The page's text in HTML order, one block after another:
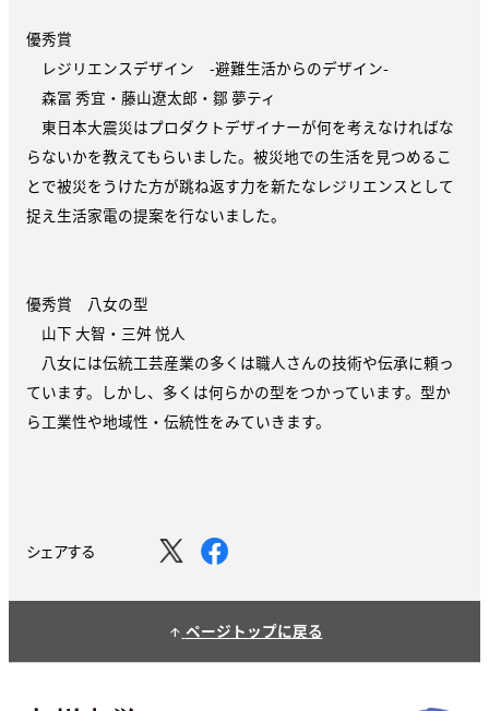
優秀賞
レジリエンスデザイン -避難生活からのデザイン-
森冨 秀宜・藤山遼太郎・鄒 夢ティ
東日本大震災はプロダクトデザイナーが何を考えなければな
らないかを教えてもらいました。被災地での生活を見つめるこ
とで被災をうけた方が跳ね返す力を新たなレジリエンスとして
捉え生活家電の提案を行ないました。
優秀賞 八女の型
山下 大智・三舛 悦人
八女には伝統工芸産業の多くは職人さんの技術や伝承に頼っ
ています。しかし、多くは何らかの型をつかっています。型か
ら工業性や地域性・伝統性をみていきます。
シェアする
arrow_upward ページトップに戻る